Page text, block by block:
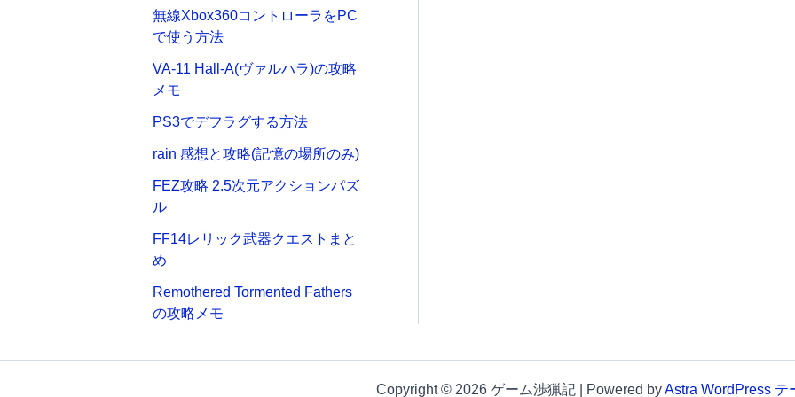
無線Xbox360コントローラをPC
で使う方法
VA-11 Hall-A(ヴァルハラ)の攻略
メモ
PS3でデフラグする方法
rain 感想と攻略(記憶の場所のみ)
FEZ攻略 2.5次元アクションパズ
ル
FF14レリック武器クエストまと
め
Remothered Tormented Fathers
の攻略メモ
Copyright © 2026 ゲーム渉猟記 | Powered byAstra WordPress テ